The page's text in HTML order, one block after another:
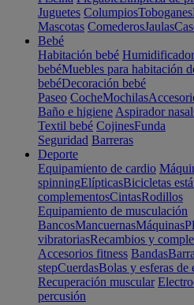
Juguetes ColumpiosToboganes
Mascotas ComederosJaulas
Bebé
Habitación bebé
bebéMuebles para habitación
bebéDecoración bebé
Paseo CocheMochilas
Baño e higiene Aspirador nasal
Textil bebé CojinesFunda
Seguridad Barreras
Deporte
Equipamiento de cardio
spinningElípticasBicicletas
complementosCintasRodillos
Equipamiento de musculación
BancosMancuernasMáquinas
vibratoriasRecambios y
Accesorios fitness Bandas
stepCuerdasBolas y esferas
Recuperación muscular
percusión